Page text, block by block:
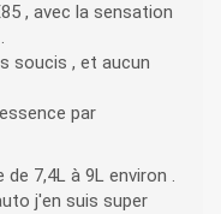
, avec la sensation
soucis , et aucun
par
Sur 3000 km , La conso est passée de 7,4L à 9L environ .
j'en suis super